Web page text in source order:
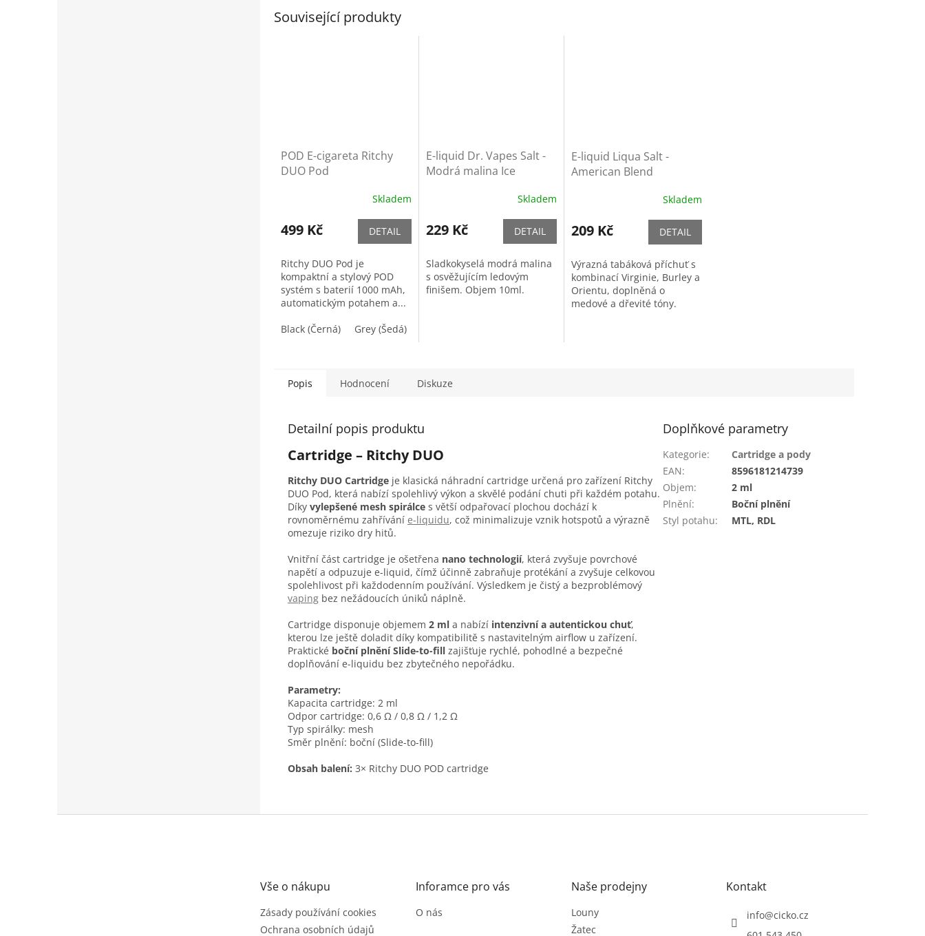
Související produkty
POD E-cigareta Ritchy
DUO Pod
Skladem
499 Kč DETAIL
Ritchy DUO Pod je
kompaktní a stylový POD
systém s baterií 1000 mAh,
automatickým potahem a...
Black (Černá)
Grey (Šedá)
E-liquid Dr. Vapes Salt -
Modrá malina Ice
Skladem
229 Kč DETAIL
Sladkokyselá modrá malina
s osvěžujícím ledovým
finišem. Objem 10ml.
E-liquid Liqua Salt -
American Blend
Skladem
209 Kč DETAIL
Výrazná tabáková příchuť s
kombinací Virginie, Burley a
Orientu, doplněná o
medové a dřevité tóny.
Popis Hodnocení Diskuze
Detailní popis produktu
Cartridge – Ritchy DUO
Ritchy DUO Cartridge je klasická náhradní cartridge určená pro zařízení Ritchy
DUO Pod, která nabízí spolehlivý výkon a skvělé podání chuti při každém potahu.
Díky vylepšené mesh spirálce s větší odpařovací plochou dochází k
rovnoměrnému zahřívání e-liquidu, což minimalizuje vznik hotspotů a výrazně
omezuje riziko dry hitů.
Vnitřní část cartridge je ošetřena nano technologií, která zvyšuje povrchové
napětí a odpuzuje e-liquid, čímž účinně zabraňuje protékání a zvyšuje celkovou
spolehlivost při každodenním používání. Výsledkem je čistý a bezproblémový
vaping bez nežádoucích úniků náplně.
Cartridge disponuje objemem 2 ml a nabízí intenzivní a autentickou chuť,
kterou lze ještě doladit díky kompatibilitě s nastavitelným airflow u zařízení.
Praktické boční plnění Slide-to-fill zajišťuje rychlé, pohodlné a bezpečné
doplňování e-liquidu bez zbytečného nepořádku.
Parametry:
Kapacita cartridge: 2 ml
Odpor cartridge: 0,6 Ω / 0,8 Ω / 1,2 Ω
Typ spirálky: mesh
Směr plnění: boční (Slide-to-fill)
Obsah balení: 3× Ritchy DUO POD cartridge
Doplňkové parametry
Kategorie:
Cartridge a pody
EAN:
8596181214739
Objem:
2 ml
Plnění:
Boční plnění
Styl potahu: MTL, RDL
Vše o nákupu
Zásady používání cookies
Ochrana osobních údajů
Inforamce pro vás
O nás
Naše prodejny
Louny
Žatec
Kontakt
info@cicko.cz